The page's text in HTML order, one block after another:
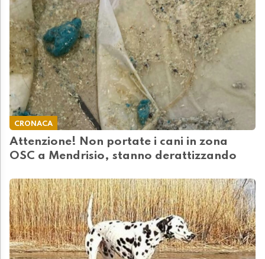
CRONACA
Attenzione! Non portate i cani in zona
OSC a Mendrisio, stanno derattizzando